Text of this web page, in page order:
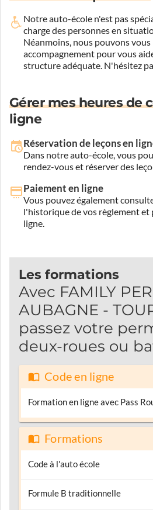
Notre auto-école n'est pas
charge des personnes en
Néanmoins, nous pouvons
accompagnement pour vous
structure adéquate. N'hésitez
Gérer mes heures de
ligne
Réservation de leçons en
Dans notre auto-école, vous
rendez-vous et réserver des
Paiement en ligne
Vous pouvez également
l'historique de vos règlement et
ligne.
Les formations
Avec FAMILY
AUBAGNE -
passez votre
deux-roues ou
Code en ligne
Formation en ligne avec Pass
Formations
Code à l'auto école
Formule B traditionnelle